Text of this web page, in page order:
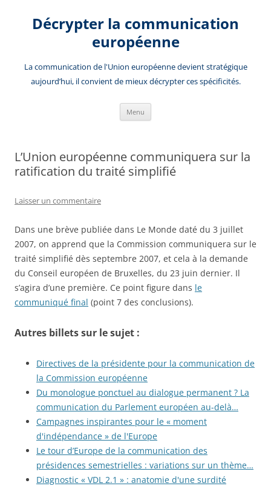
contenuDécrypter la communication
européenne
La communication de l'Union européenne devient stratégique
aujourd’hui, il convient de mieux décrypter ces spécificités.
Menu
L’Union européenne communiquera sur la
ratification du traité simplifié
Laisser un commentaire
Dans une brève publiée dans Le Monde daté du 3 juillet
2007, on apprend que la Commission communiquera sur le
traité simplifié dès septembre 2007, et cela à la demande
du Conseil européen de Bruxelles, du 23 juin dernier. Il
s’agira d’une première. Ce point figure dans le
communiqué final (point 7 des conclusions).
Autres billets sur le sujet :
Directives de la présidente pour la communication de
la Commission européenne
Du monologue ponctuel au dialogue permanent ? La
communication du Parlement européen au-delà…
Campagnes inspirantes pour le « moment
d'indépendance » de l'Europe
Le tour d’Europe de la communication des
présidences semestrielles : variations sur un thème…
Diagnostic « VDL 2.1 » : anatomie d'une surdité